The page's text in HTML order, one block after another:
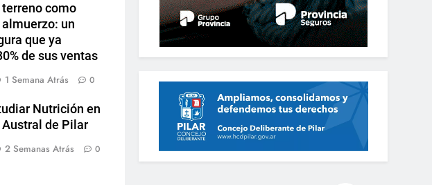
como
un
que ya
de sus ventas
1 Semana Atrás 0
Nutrición en
Austral de Pilar
2 Semanas Atrás 0